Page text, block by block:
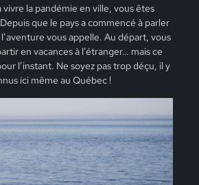
la pandémie en ville, vous êtes
que le pays a commencé à parler
vous appelle. Au départ, vous
en vacances à l’étranger… mais ce
l’instant. Ne soyez pas trop déçu, il y
ici même au Québec !